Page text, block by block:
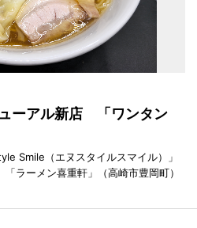
ーアル新店 「ワンタン
Smile（エヌスタイルスマイル）」
「ラーメン喜重軒」（高崎市豊岡町）